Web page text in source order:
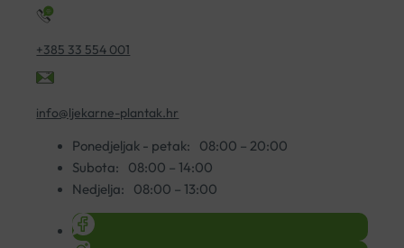
+385 33 554 001
info@ljekarne-plantak.hr
Ponedjeljak - petak:
08:00 – 20:00
Subota:
08:00 – 14:00
Nedjelja:
08:00 – 13:00